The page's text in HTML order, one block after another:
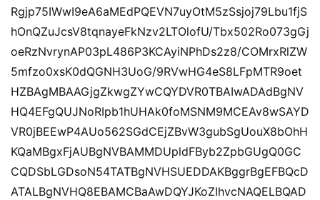
Rgjp75IWwI9eA6aMEdPQEVN7uyOtM5zSsjoj79Lbu1fjS
hOnQZuJcsV8tqnayeFkNzv2LTOlofU/Tbx502Ro073gGj
oeRzNvrynAP03pL486P3KCAyiNPhDs2z8/COMrxRlZW
5mfzo0xsK0dQGNH3UoG/9RVwHG4eS8LFpMTR9oet
HZBAgMBAAGjgZkwgZYwCQYDVR0TBAIwADAdBgNV
HQ4EFgQUJNoRIpb1hUHAk0foMSNM9MCEAv8wSAYD
VR0jBEEwP4AUo562SGdCEjZBvW3gubSgUouX8bOhH
KQaMBgxFjAUBgNVBAMMDUpldFByb2ZpbGUgQ0GC
CQDSbLGDsoN54TATBgNVHSUEDDAKBggrBgEFBQcD
ATALBgNVHQ8EBAMCBaAwDQYJKoZIhvcNAQELBQAD